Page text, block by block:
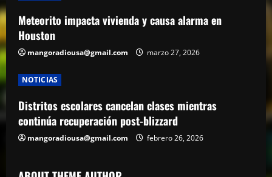
Meteorito impacta vivienda y causa alarma en
Houston
mangoradiousa@gmail.com marzo 27, 2026
NOTICIAS
Distritos escolares cancelan clases mientras
continúa recuperación post-blizzard
mangoradiousa@gmail.com febrero 26, 2026